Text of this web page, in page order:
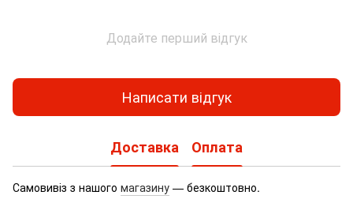
Додайте перший відгук
Написати відгук
Доставка Оплата
Самовивіз з нашого магазину — безкоштовно.